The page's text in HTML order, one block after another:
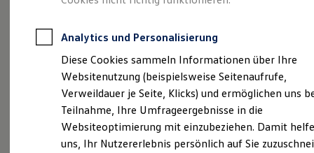
Leasing ohne Anzahlung
Autokredit mit Schlussrate
Versicherungen und Garantien
Kfz-Versicherung
Restschuldversicherungen
Garantien
Wartungsverträge
Geschäftskunden
Professional Class bei Volkswagen
Großkunden
Behörden
ID. Polo
Analytics und Personalisierung
Diese Cookies sammeln Informationen über Ihre
Websitenutzung (beispielsweise Seitenaufrufe,
Verweildauer je Seite, Klicks) und ermöglichen uns
Teilnahme, Ihre Umfrageergebnisse in die
Websiteoptimierung mit einzubeziehen. Damit
uns, Ihr Nutzererlebnis persönlich auf Sie